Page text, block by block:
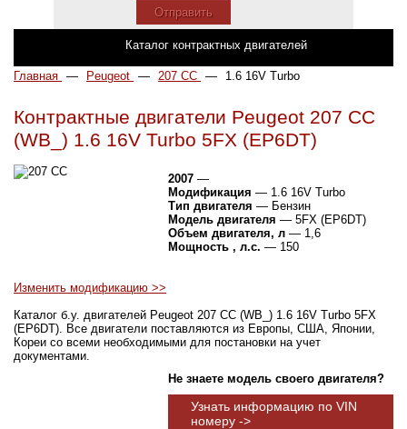
Отправить
Каталог контрактных двигателей
Главная — Peugeot — 207 CC — 1.6 16V Turbo
Контрактные двигатели Peugeot 207 CC
(WB_) 1.6 16V Turbo 5FX (EP6DT)
2007 —
Модификация — 1.6 16V Turbo
Тип двигателя — Бензин
Модель двигателя — 5FX (EP6DT)
Объем двигателя, л — 1,6
Мощность , л.с. — 150
Изменить модификацию >>
Каталог б.у. двигателей Peugeot 207 CC (WB_) 1.6 16V Turbo 5FX
(EP6DT). Все двигатели поставляются из Европы, США, Японии,
Кореи со всеми необходимыми для постановки на учет
документами.
Не знаете модель своего двигателя?
Узнать информацию по VIN
номеру ->